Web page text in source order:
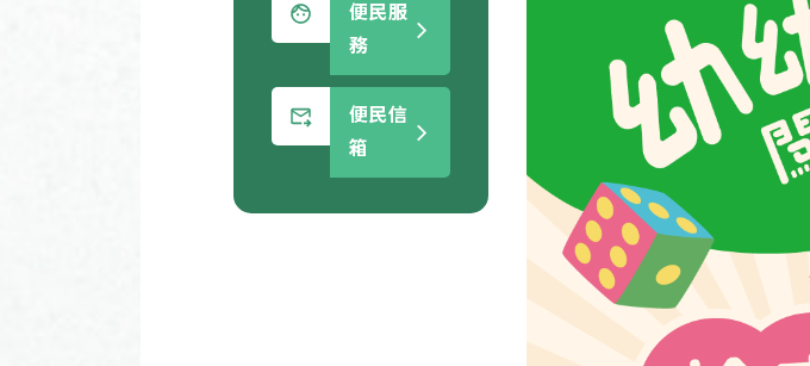
便民服
務
便民信
箱